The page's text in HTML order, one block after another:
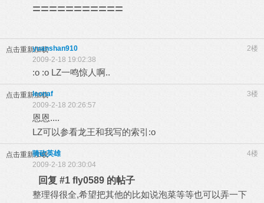
===========
点击重新加载 2楼
yuanshan910
2009-2-18 19:02:38
:o :o LZ一鸣惊人啊..
点击重新加载 3楼
leonaf
2009-2-18 20:26:57
恩恩....
LZ可以参看龙王和我写的索引:o
点击重新加载 4楼
骑砍英雄
2009-2-18 20:30:04
回复 #1 fly0589 的帖子
整理得很全,希望把其他的比如说泡菜等等也可以弄一下